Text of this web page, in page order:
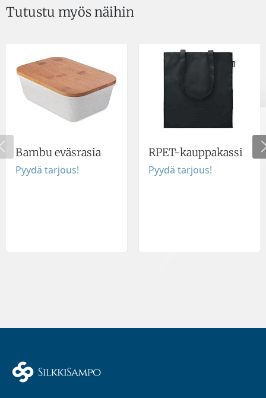
Tutustu myös näihin
Bambu eväsrasia
Pyydä tarjous!
RPET-kauppakassi
Pyydä tarjous!